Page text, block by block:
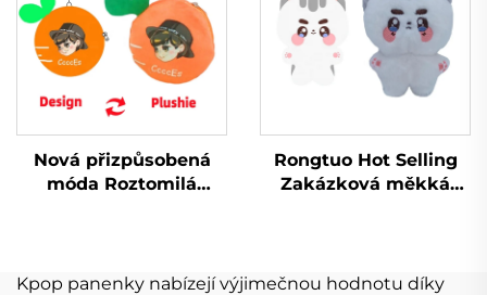
Nová přizpůsobená
móda Roztomilá
Rongtuo Hot Selling
Zakázková měkká
panenku 10 cm
Kpop panenky nabízejí výjimečnou hodnotu díky